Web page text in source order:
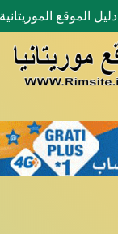
دليل الموقع الموريتانية